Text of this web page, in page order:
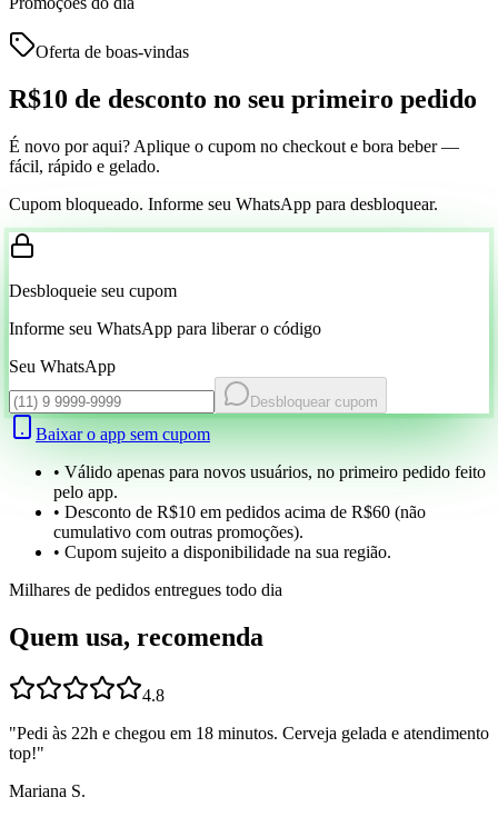
Oferta de boas-vindas
R$10 de desconto no seu primeiro pedido
É novo por aqui? Aplique o cupom no checkout e bora beber —
fácil, rápido e gelado.
Cupom bloqueado. Informe seu WhatsApp para desbloquear.
Desbloqueie seu cupom
Informe seu WhatsApp para liberar o código
Seu WhatsApp
Desbloquear cupom
Baixar o app sem cupom
• Válido apenas para novos usuários, no primeiro pedido feito
pelo app.
• Desconto de R$10 em pedidos acima de R$60 (não
cumulativo com outras promoções).
• Cupom sujeito a disponibilidade na sua região.
Milhares de pedidos entregues todo dia
Quem usa, recomenda
4.8
"Pedi às 22h e chegou em 18 minutos. Cerveja gelada e atendimento
top!"
Mariana S.